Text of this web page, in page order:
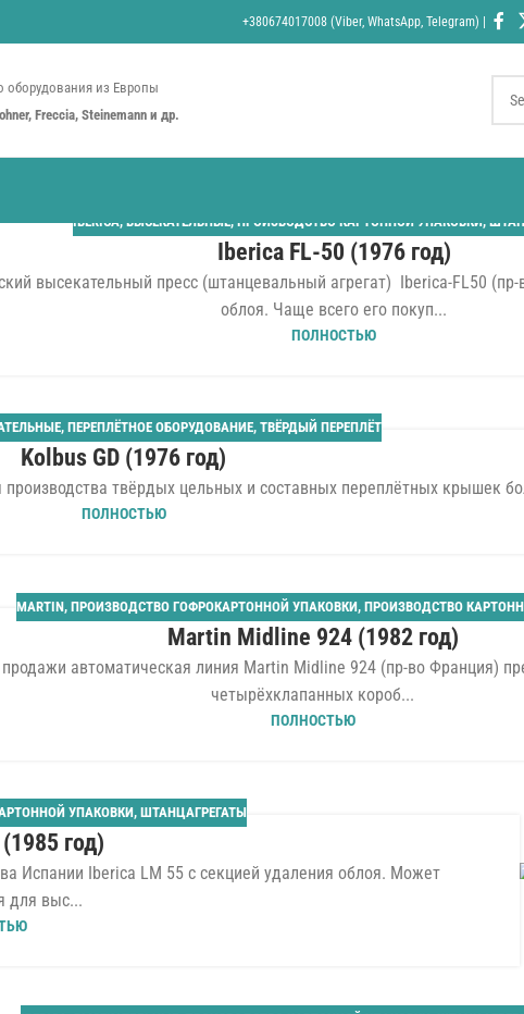
+380674017008 (Viber, WhatsApp, Telegram) |
оборудования из Европы
Freccia, Steinemann и др.
IBERICA, ВЫСЕКАТЕЛЬНЫЕ, ПРОИЗВОДСТВО КАРТОННОЙ УПАКОВКИ,
Iberica FL-50 (1976 год)
высекательный пресс (штанцевальный агрегат) Iberica-FL50
облоя. Чаще всего его покуп...
ПОЛНОСТЬЮ
, ПЕРЕПЛЁТНОЕ ОБОРУДОВАНИЕ, ТВЁРДЫЙ ПЕРЕПЛЁТ
Kolbus GD (1976 год)
твёрдых цельных и составных переплётных крышек
ПОЛНОСТЬЮ
MARTIN, ПРОИЗВОДСТВО ГОФРОКАРТОННОЙ УПАКОВКИ, ПРОИЗВОДСТВО
Martin Midline 924 (1982 год)
автоматическая линия Martin Midline 924 (пр-во Франция)
четырёхклапанных короб...
ПОЛНОСТЬЮ
УПАКОВКИ, ШТАНЦАГРЕГАТЫ
год)
Испании Iberica LM 55 с секцией удаления облоя. Может
для выс...